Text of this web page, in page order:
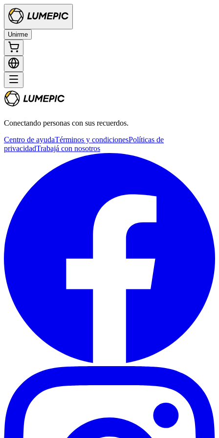
Unirme
Conectando personas con sus recuerdos.
Centro de ayudaTérminos y condicionesPolíticas de
privacidadTrabajá con nosotros